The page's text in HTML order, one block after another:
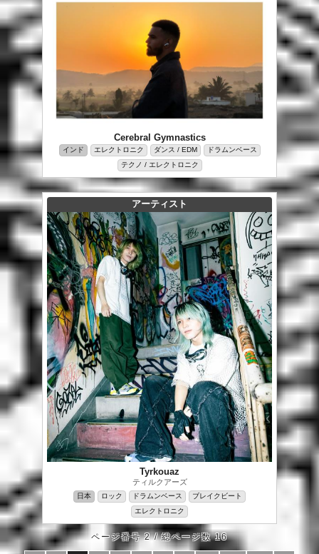
Cerebral Gymnastics
インド エレクトロニク ダンス / EDM
ドラムンベース
テクノ / エレクトロニク
アーティスト
Tyrkouaz
ティルクアーズ
日本 ロック ドラムンベース
ブレイクビート
エレクトロニク
ページ番号 2 / 総ページ数 16